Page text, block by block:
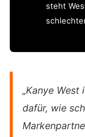
steht
„Kanye West
dafür, wie